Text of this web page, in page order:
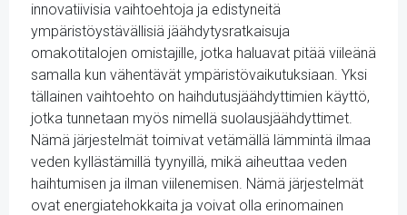
innovatiivisia vaihtoehtoja ja edistyneitä
ympäristöystävällisiä jäähdytysratkaisuja
omakotitalojen omistajille, jotka haluavat pitää viileänä
samalla kun vähentävät ympäristövaikutuksiaan. Yksi
tällainen vaihtoehto on haihdutusjäähdyttimien käyttö,
jotka tunnetaan myös nimellä suolausjäähdyttimet.
Nämä järjestelmät toimivat vetämällä lämmintä ilmaa
veden kyllästämillä tyynyillä, mikä aiheuttaa veden
haihtumisen ja ilman viilenemisen. Nämä järjestelmät
ovat energiatehokkaita ja voivat olla erinomainen